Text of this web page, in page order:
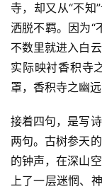
寺，却又从“不知
洒脱不羁。因为“
不数里就进入白
实际映衬香积寺
罩，香积寺之幽远
接着四句，是写
两句。古树参天
的钟声，在深山
上了一层迷惘、